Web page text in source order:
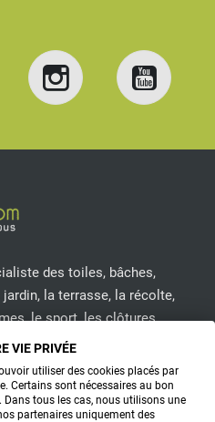
des toiles, bâches,
la terrasse, la récolte,
le sport, les clôtures...
NOUS
VIE PRIVÉE
utiliser des cookies placés par
Certains sont nécessaires au bon
tous les cas, nous utilisons une
partenaires uniquement des